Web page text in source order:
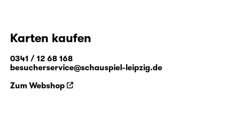
Karten kaufen
0341 / 12 68 168
besucherservice@schauspiel-leipzig.de
Zum Webshop